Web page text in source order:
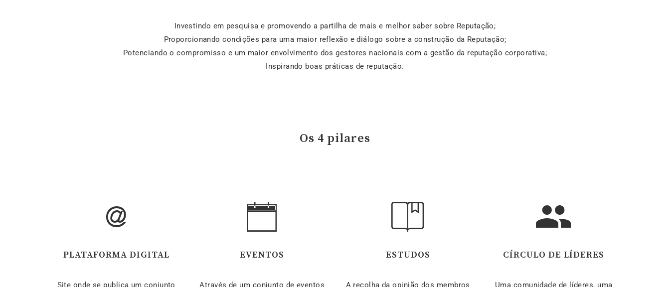
Investindo em pesquisa e promovendo a partilha de mais e melhor saber sobre Reputação;
Proporcionando condições para uma maior reflexão e diálogo sobre a construção da Reputação;
Potenciando o compromisso e um maior envolvimento dos gestores nacionais com a gestão da reputação corporativa;
Inspirando boas práticas de reputação.
Os 4 pilares
PLATAFORMA DIGITAL
Site onde se publica um conjunto
EVENTOS
Através de um conjunto de eventos
ESTUDOS
A recolha da opinião dos membros
CÍRCULO DE LÍDERES
Uma comunidade de líderes, uma